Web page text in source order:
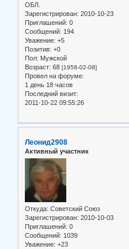
ОБЛ.
Зарегистрирован: 2010-10-23
Приглашений: 0
Сообщений: 194
Уважение: +5
Позитив: +0
Пол: Мужской
Возраст: 68 [1958-02-08]
Провел на форуме:
1 день 18 часов
Последний визит:
2011-10-22 09:55:26
Леонид2908
Активный участник
Откуда: Советский Союз
Зарегистрирован: 2010-10-03
Приглашений: 0
Сообщений: 1039
Уважение: +23